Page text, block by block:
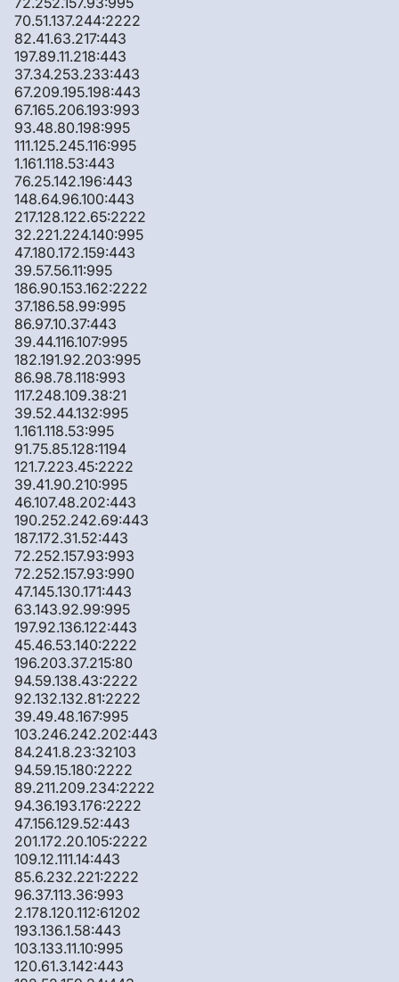
70.51.137.244:2222
82.41.63.217:443
197.89.11.218:443
37.34.253.233:443
67.209.195.198:443
67.165.206.193:993
93.48.80.198:995
111.125.245.116:995
1.161.118.53:443
76.25.142.196:443
148.64.96.100:443
217.128.122.65:2222
32.221.224.140:995
47.180.172.159:443
39.57.56.11:995
186.90.153.162:2222
37.186.58.99:995
86.97.10.37:443
39.44.116.107:995
182.191.92.203:995
86.98.78.118:993
117.248.109.38:21
39.52.44.132:995
1.161.118.53:995
91.75.85.128:1194
121.7.223.45:2222
39.41.90.210:995
46.107.48.202:443
190.252.242.69:443
187.172.31.52:443
72.252.157.93:993
72.252.157.93:990
47.145.130.171:443
63.143.92.99:995
197.92.136.122:443
45.46.53.140:2222
196.203.37.215:80
94.59.138.43:2222
92.132.132.81:2222
39.49.48.167:995
103.246.242.202:443
84.241.8.23:32103
94.59.15.180:2222
89.211.209.234:2222
94.36.193.176:2222
47.156.129.52:443
201.172.20.105:2222
109.12.111.14:443
85.6.232.221:2222
96.37.113.36:993
2.178.120.112:61202
193.136.1.58:443
103.133.11.10:995
120.61.3.142:443